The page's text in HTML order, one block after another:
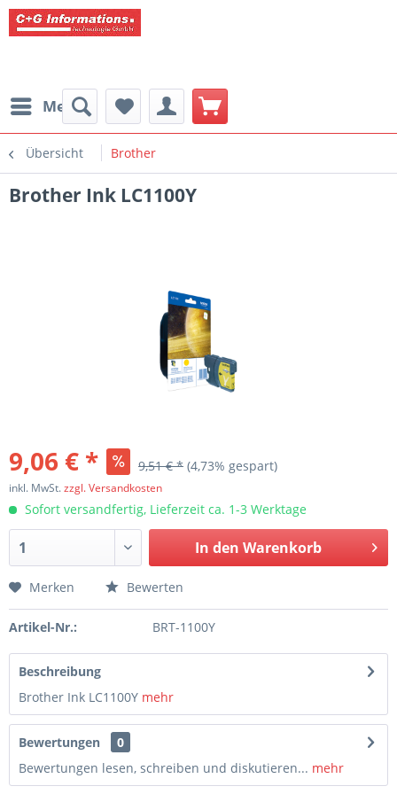
Menü
Übersicht Brother
Brother Ink LC1100Y
9,06 € * 9,51 € * (4,73% gespart)
inkl. MwSt.zzgl. Versandkosten
Sofort versandfertig, Lieferzeit ca. 1-3 Werktage
In den Warenkorb
Merken Bewerten
Artikel-Nr.: BRT-1100Y
Beschreibung
Brother Ink LC1100Y mehr
Bewertungen
0
Bewertungen lesen, schreiben und diskutieren... mehr